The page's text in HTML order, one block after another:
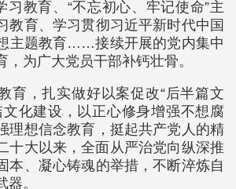
习教育、“不忘初心、牢记使命”主
教育、学习贯彻习近平新时代中国
主题教育……接续开展的党内集中
，为广大党员干部补钙壮骨。
育，扎实做好以案促改“后半篇文
文化建设，以正心修身增强不想腐
理想信念教育，挺起共产党人的精
大以来，全面从严治党向纵深推
本、凝心铸魂的举措，不断淬炼自
。